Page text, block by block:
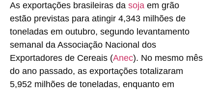
As exportações brasileiras da soja em grão
estão previstas para atingir 4,343 milhões de
toneladas em outubro, segundo levantamento
semanal da Associação Nacional dos
Exportadores de Cereais (Anec). No mesmo mês
do ano passado, as exportações totalizaram
5,952 milhões de toneladas, enquanto em